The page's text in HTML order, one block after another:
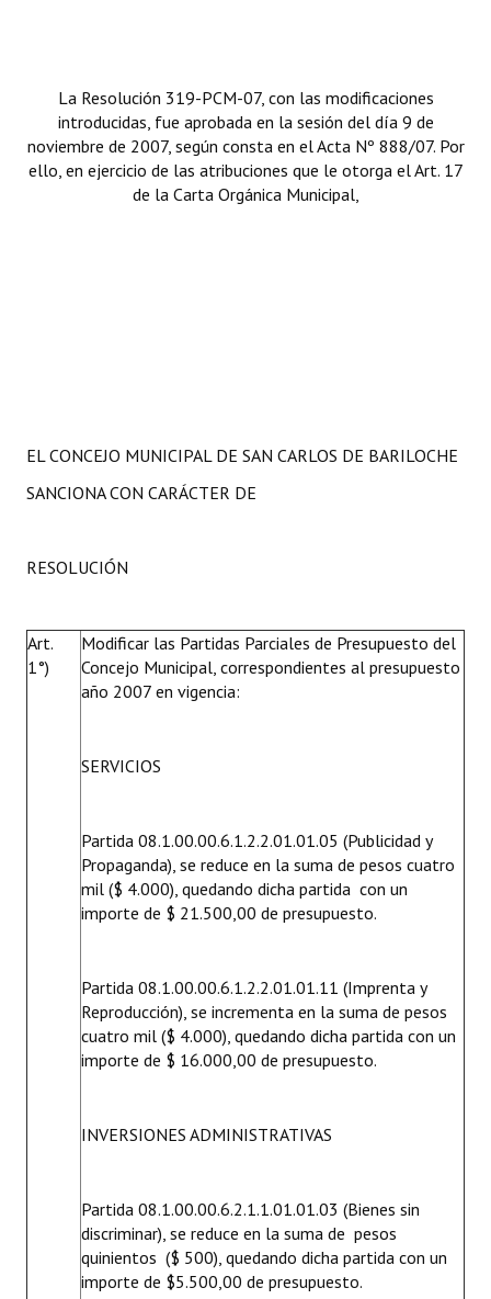
Reconocimientos - Registro
Bariloche, Municipio intercultural
Entrega de distinciones
La Resolución 319-PCM-07, con las modificaciones
introducidas, fue aprobada en la sesión del día 9 de
noviembre de 2007, según consta en el Acta Nº 888/07. Por
ello, en ejercicio de las atribuciones que le otorga el Art. 17
de la Carta Orgánica Municipal,
EL CONCEJO MUNICIPAL DE SAN CARLOS DE BARILOCHE
SANCIONA CON CARÁCTER DE
RESOLUCIÓN
Art.
1°)
Modificar las Partidas Parciales de Presupuesto del
Concejo Municipal, correspondientes al presupuesto
año 2007 en vigencia:
SERVICIOS
Partida 08.1.00.00.6.1.2.2.01.01.05 (Publicidad y
Propaganda), se reduce en la suma de pesos cuatro
mil ($ 4.000), quedando dicha partida con un
importe de $ 21.500,00 de presupuesto.
Partida 08.1.00.00.6.1.2.2.01.01.11 (Imprenta y
Reproducción), se incrementa en la suma de pesos
cuatro mil ($ 4.000), quedando dicha partida con un
importe de $ 16.000,00 de presupuesto.
INVERSIONES ADMINISTRATIVAS
Partida 08.1.00.00.6.2.1.1.01.01.03 (Bienes sin
discriminar), se reduce en la suma de pesos
quinientos ($ 500), quedando dicha partida con un
importe de $5.500,00 de presupuesto.